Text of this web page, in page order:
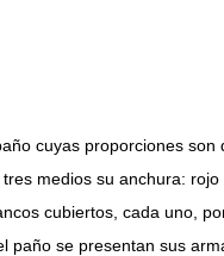
cuyas proporciones son
medios su anchura: rojo
cubiertos, cada uno,
paño se presentan sus